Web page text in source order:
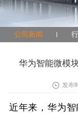
公司新闻
华为智能微模
发布
近年来，华为